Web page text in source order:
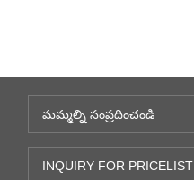
మమ్మల్ని సంప్రదించండి
INQUIRY FOR PRICELIST